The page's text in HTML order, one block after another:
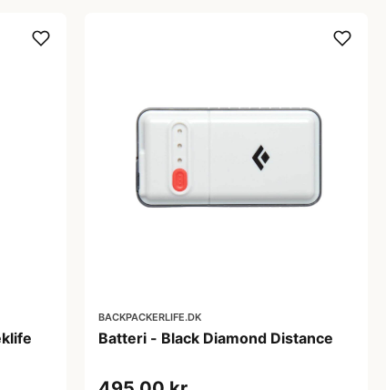
BACKPACKERLIFE.DK
Batteri - Black Diamond Distance